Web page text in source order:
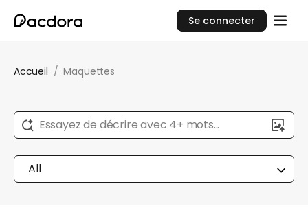
Se connecter
Accueil / Maquettes
Essayez de décrire avec 4+ mots...
All